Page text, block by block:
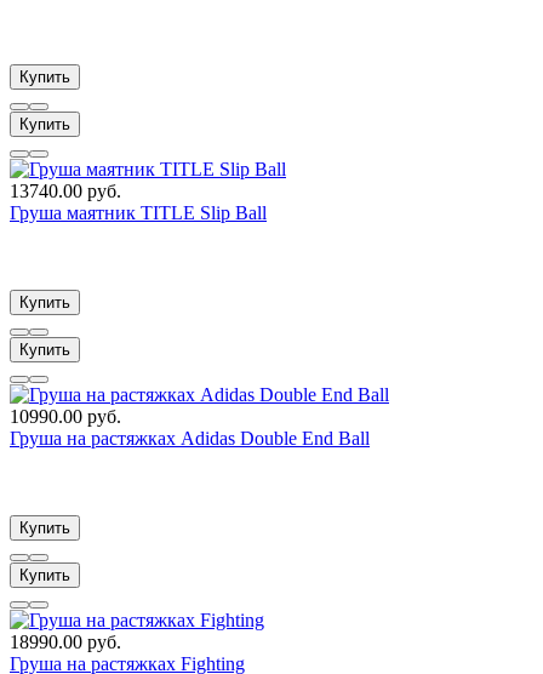
Купить
Купить
13740.00 руб.
Груша маятник TITLE Slip Ball
Купить
Купить
10990.00 руб.
Груша на растяжках Adidas Double End Ball
Купить
Купить
18990.00 руб.
Груша на растяжках Fighting